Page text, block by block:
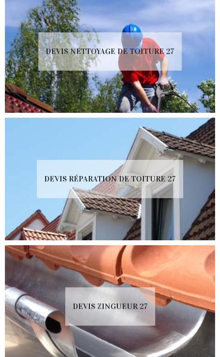
DEVIS NETTOYAGE DE TOITURE 27
DEVIS RÉPARATION DE TOITURE 27
DEVIS ZINGUEUR 27